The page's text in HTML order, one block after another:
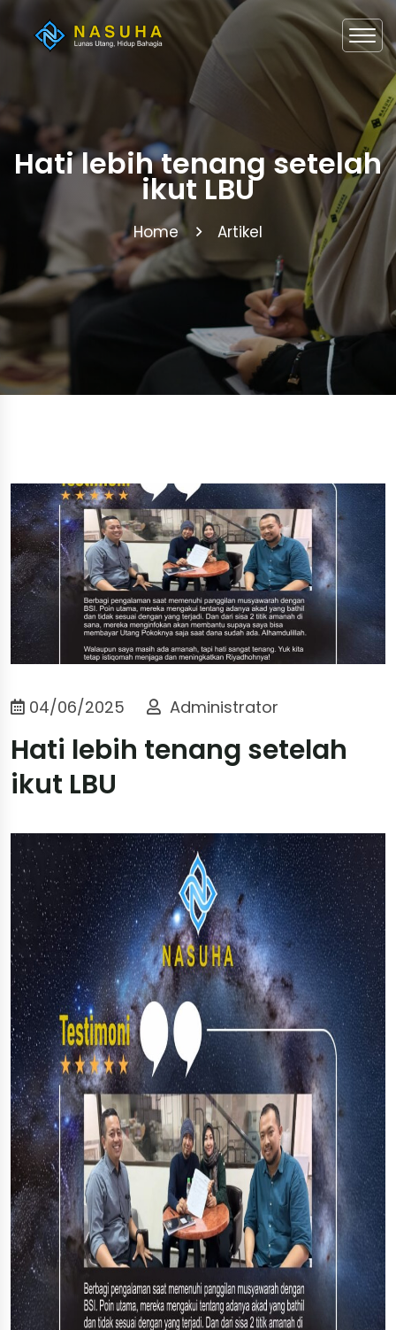
Hati lebih tenang setelah
ikut LBU
Home Artikel
04/06/2025 Administrator
Hati lebih tenang setelah
ikut LBU